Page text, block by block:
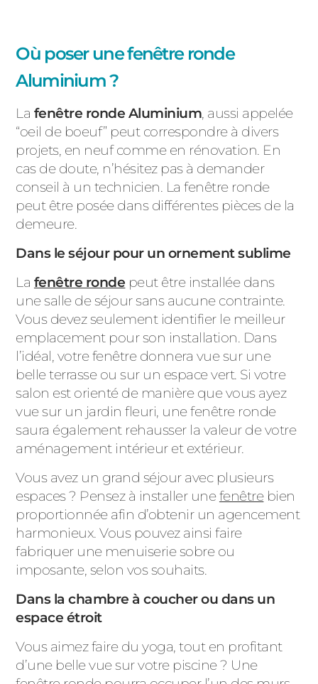
Où poser une fenêtre ronde
Aluminium ?
La fenêtre ronde Aluminium, aussi appelée
“oeil de boeuf” peut correspondre à divers
projets, en neuf comme en rénovation. En
cas de doute, n’hésitez pas à demander
conseil à un technicien. La fenêtre ronde
peut être posée dans différentes pièces de la
demeure.
Dans le séjour pour un ornement sublime
La fenêtre ronde peut être installée dans
une salle de séjour sans aucune contrainte.
Vous devez seulement identifier le meilleur
emplacement pour son installation. Dans
l’idéal, votre fenêtre donnera vue sur une
belle terrasse ou sur un espace vert. Si votre
salon est orienté de manière que vous ayez
vue sur un jardin fleuri, une fenêtre ronde
saura également rehausser la valeur de votre
aménagement intérieur et extérieur.
Vous avez un grand séjour avec plusieurs
espaces ? Pensez à installer unefenêtrebien
proportionnée afin d’obtenir un agencement
harmonieux. Vous pouvez ainsi faire
fabriquer une menuiserie sobre ou
imposante, selon vos souhaits.
Dans la chambre à coucher ou dans un
espace étroit
Vous aimez faire du yoga, tout en profitant
d’une belle vue sur votre piscine ? Une